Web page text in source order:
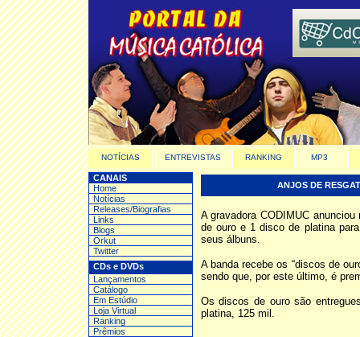
NOTÍCIAS ENTREVISTAS RANKING MP3
CANAIS
Home
Notícias
Releases/Biografias
Links
Blogs
Orkut
Twitter
CDs e DVDs
Lançamentos
Catálogo
Em Estúdio
Loja Virtual
Ranking
Prêmios
ANJOS DE
A gravadora CODIMUC
de ouro e 1 disco de platina
seus álbuns.
A banda recebe os “discos de
sendo que, por este último, é
Os discos de ouro são
platina, 125 mil.